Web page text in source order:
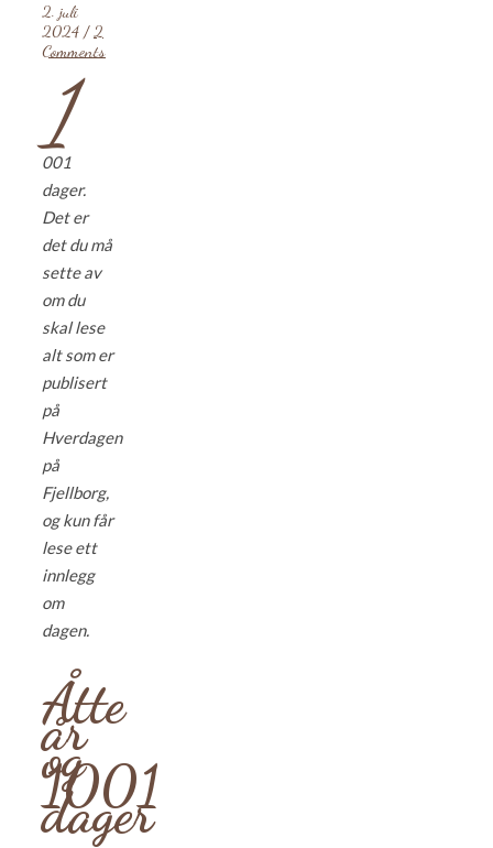
2. juli
2024 / 2
Comments
1
001
dager.
Det er
det du må
sette av
om du
skal lese
alt som er
publisert
på
Hverdagen
på
Fjellborg,
og kun får
lese ett
innlegg
om
dagen.
Åtte
år
og
1001
dager